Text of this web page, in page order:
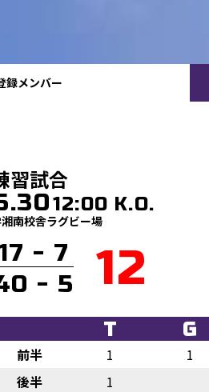
録メンバー
習試合
12:00 K.O.
南校舎ラグビー場
- 7
- 5
12
T G
前半 1
1
後半 1